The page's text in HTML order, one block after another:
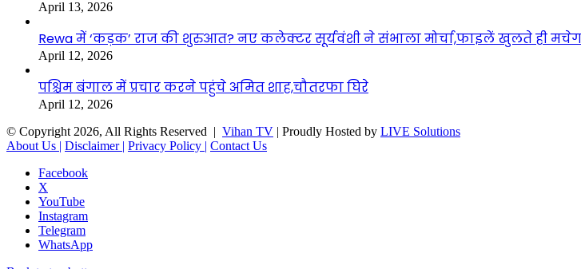
April 13, 2026
Rewa में ‘कड़क’ राज की शुरुआत? नए कलेक्टर सूर्यवंशी ने संभाला मोर्चा,फाइलें खुलते ही
April 12, 2026
पश्चिम बंगाल में प्रचार करने पहुंचे अमित शाह,चौतरफा घिरे
April 12, 2026
© Copyright 2026, All Rights Reserved | Vihan TV | Proudly Hosted by LIVE Solutions
About Us | Disclaimer | Privacy Policy | Contact Us
Facebook
X
YouTube
Instagram
Telegram
WhatsApp